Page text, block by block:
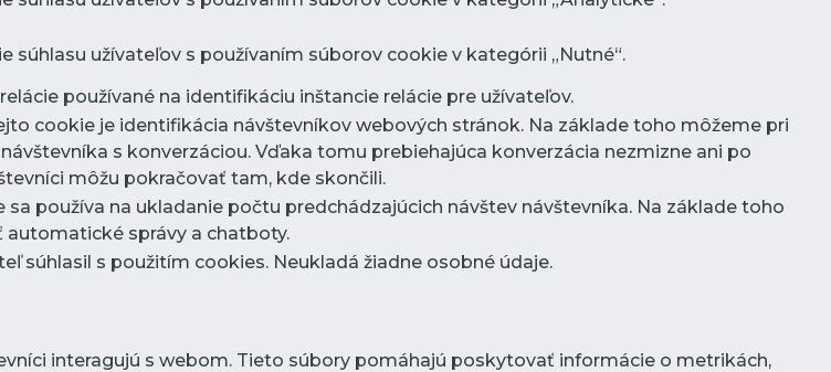
súhlasu užívateľov s používaním súborov cookie v kategórii „Nutné“.
používané na identifikáciu inštancie relácie pre užívateľov.
cookie je identifikácia návštevníkov webových stránok. Na základe toho môžeme pri
s konverzáciou. Vďaka tomu prebiehajúca konverzácia nezmizne ani po
môžu pokračovať tam, kde skončili.
používa na ukladanie počtu predchádzajúcich návštev návštevníka. Na základe toho
automatické správy a chatboty.
súhlasil s použitím cookies. Neukladá žiadne osobné údaje.
interagujú s webom. Tieto súbory pomáhajú poskytovať informácie o metrikách,